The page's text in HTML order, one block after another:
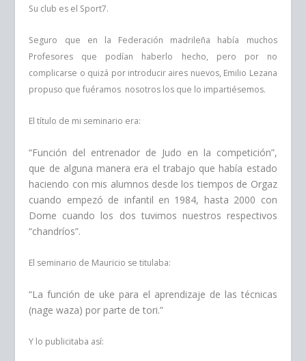
Su club es el Sport7.
Seguro que en la Federación madrileña había muchos
Profesores que podían haberlo hecho, pero por no
complicarse o quizá por introducir aires nuevos, Emilio Lezana
propuso que fuéramos nosotros los que lo impartiésemos.
El título de mi seminario era:
“Función del entrenador de Judo en la competición”,
que de alguna manera era el trabajo que había estado
haciendo con mis alumnos desde los tiempos de Orgaz
cuando empezó de infantil en 1984, hasta 2000 con
Dome cuando los dos tuvimos nuestros respectivos
“chandríos”.
El seminario de Mauricio se titulaba:
“La función de uke para el aprendizaje de las técnicas
(nage waza) por parte de tori.”
Y lo publicitaba así: